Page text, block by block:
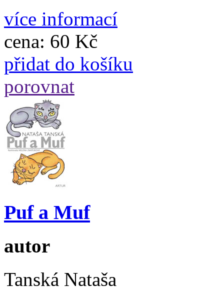
více informací
cena: 60 Kč
přidat do košíku
porovnat
Puf a Muf
autor
Tanská Nataša